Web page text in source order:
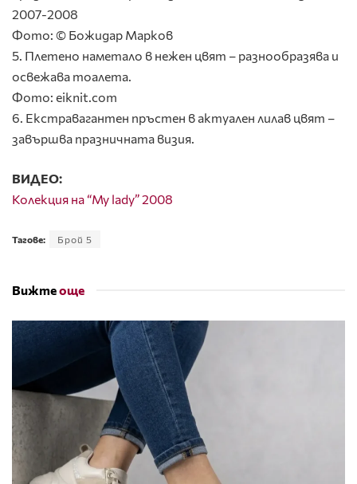
2007-2008
Фото: © Божидар Марков
5. Плетено наметало в нежен цвят – разнообразява и
освежава тоалета.
Фото: eiknit.com
6. Екстравагантен пръстен в актуален лилав цвят –
завършва празничната визия.
ВИДЕО:
Колекция на “My lady” 2008
Тагове: Брой 5
Вижтеоще